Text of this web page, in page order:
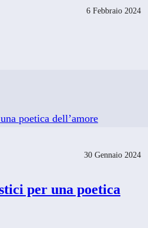
6 Febbraio 2024
30 Gennaio 2024
per una poetica